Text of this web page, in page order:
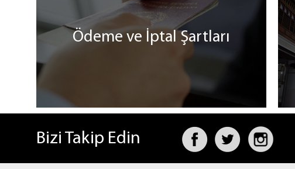
Ödeme ve İptal Şartları
Bizi Takip Edin